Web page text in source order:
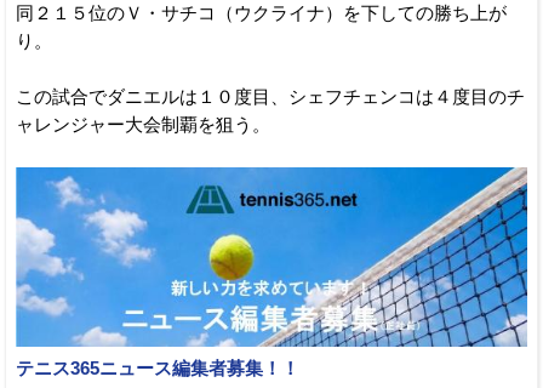
同２１５位のＶ・サチコ（ウクライナ）を下しての勝ち上が
り。
この試合でダニエルは１０度目、シェフチェンコは４度目のチ
ャレンジャー大会制覇を狙う。
テニス365ニュース編集者募集！！